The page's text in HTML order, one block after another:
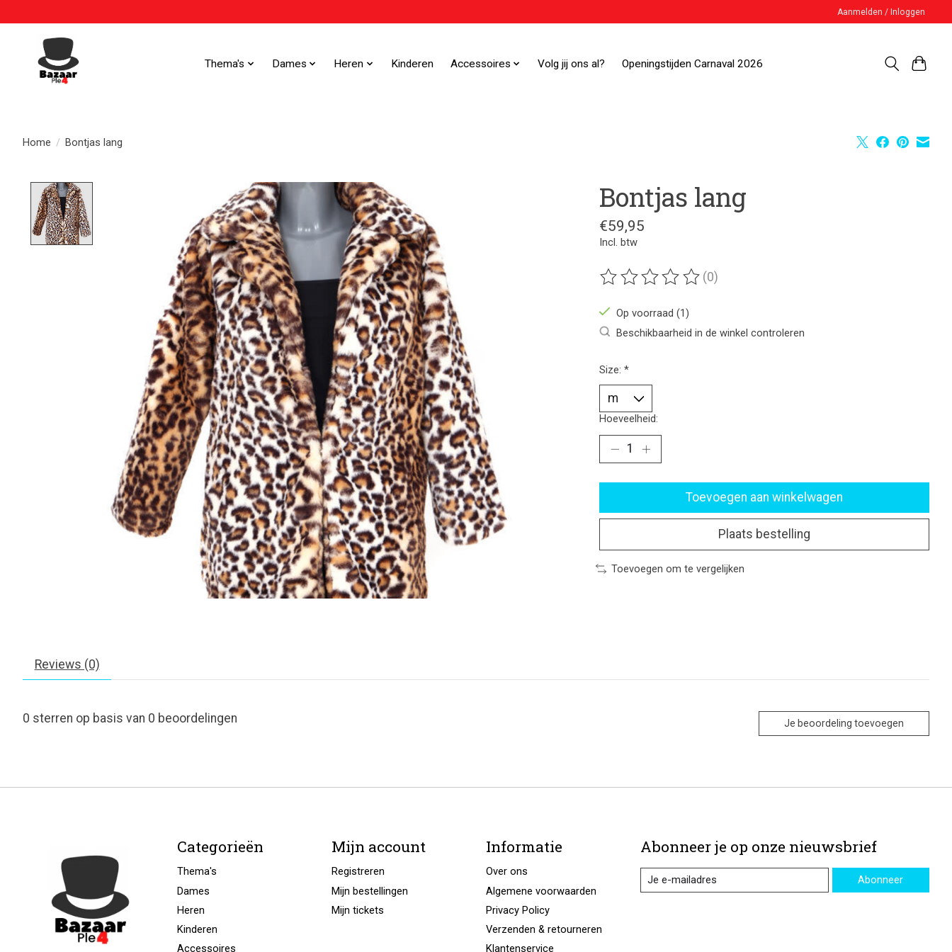
Aanmelden / Inloggen
Thema's Dames Heren Kinderen Accessoires Volg jij ons al? Openingstijden Carnaval 2026
Home / Bontjas lang
Product image slideshow Items Bontjas lang
€59,95
Incl. btw
De beoordeling van dit product is
(0)
Op voorraad (1)
Beschikbaarheid in de winkel controleren
Size: *
Hoeveelheid:
Toevoegen aan winkelwagen
Plaats bestelling
Toevoegen om te vergelijken
Reviews (0)
0 sterren op basis van 0 beoordelingen Je beoordeling toevoegen
Categorieën
Thema's
Dames
Heren
Kinderen
Accessoires
Mijn account
Registreren
Mijn bestellingen
Mijn tickets
Informatie
Over ons
Algemene voorwaarden
Privacy Policy
Verzenden & retourneren
Klantenservice
Abonneer je op onze nieuwsbrief
Abonneer